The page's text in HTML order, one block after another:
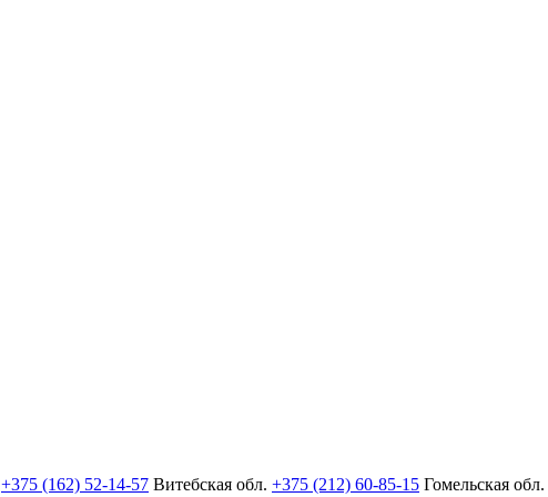
+375 (162) 52-14-57 Витебская обл. +375 (212) 60-85-15 Гомельская обл.